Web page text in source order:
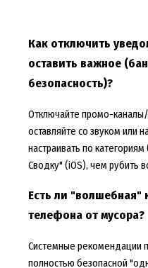
Как отключить
оставить важное
безопасность)?
Отключайте промо-каналы/
оставляйте со звуком или
настраивать по
Сводку" (iOS), чем рубить
Есть ли "волшебная"
телефона от мусора?
Системные рекомендации
полностью безопасной